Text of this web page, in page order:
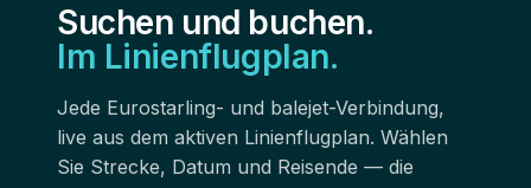
Suchen und buchen.
Im Linienflugplan.
Jede Eurostarling- und balejet-Verbindung,
live aus dem aktiven Linienflugplan. Wählen
Sie Strecke, Datum und Reisende — die